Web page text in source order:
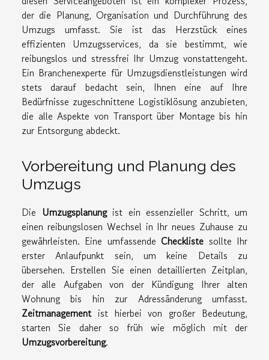
der die Planung, Organisation und Durchführung des
Umzugs umfasst. Sie ist das Herzstück eines
effizienten Umzugsservices, da sie bestimmt, wie
reibungslos und stressfrei Ihr Umzug vonstattengeht.
Ein Branchenexperte für Umzugsdienstleistungen wird
stets darauf bedacht sein, Ihnen eine auf Ihre
Bedürfnisse zugeschnittene Logistiklösung anzubieten,
die alle Aspekte von Transport über Montage bis hin
zur Entsorgung abdeckt.
Vorbereitung und Planung des
Umzugs
Die Umzugsplanungist ein essenzieller Schritt, um
einen reibungslosen Wechsel in Ihr neues Zuhause zu
gewährleisten. Eine umfassende Checkliste sollte Ihr
erster Anlaufpunkt sein, um keine Details zu
übersehen. Erstellen Sie einen detaillierten Zeitplan,
der alle Aufgaben von der Kündigung Ihrer alten
Wohnung bis hin zur Adressänderung umfasst.
Zeitmanagementist hierbei von großer Bedeutung,
starten Sie daher so früh wie möglich mit der
Umzugsvorbereitung.